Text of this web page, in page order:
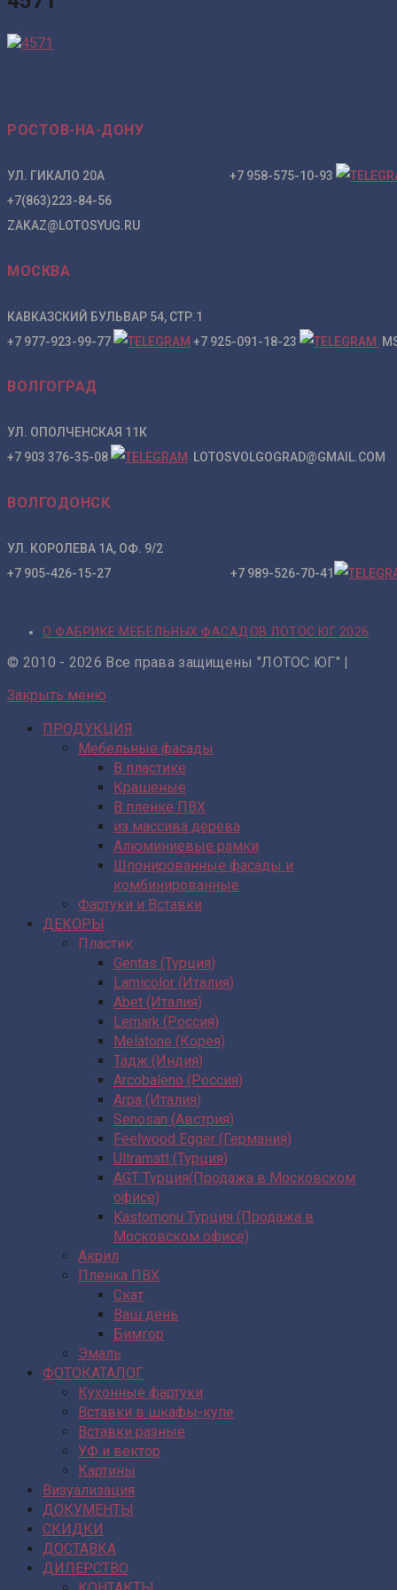
РОСТОВ-НА-ДОНУ
УЛ. ГИКАЛО 20А +7 958-575-10-93
+7(863)223-84-56
ZAKAZ@LOTOSYUG.RU
МОСКВА
КАВКАЗСКИЙ БУЛЬВАР 54, СТР.1
+7 977-923-99-77
+7 925-091-18-23
ВОЛГОГРАД
УЛ. ОПОЛЧЕНСКАЯ 11К
+7 903 376-35-08
LOTOSVOLGOGRAD@GMAIL.COM
ВОЛГОДОНСК
УЛ. КОРОЛЕВА 1А, ОФ. 9/2
+7 905-426-15-27 +7 989-526-70-41
О ФАБРИКЕ МЕБЕЛЬНЫХ ФАСАДОВ ЛОТОС ЮГ 2026
© 2010 - 2026 Все права защищены "ЛОТОС ЮГ" |
Закрыть меню
ПРОДУКЦИЯ
Мебельные фасады
В пластике
Крашеные
В пленке ПВХ
из массива дерева
Алюминиевые рамки
Шпонированные фасады и
комбинированные
Фартуки и Вставки
ДЕКОРЫ
Пластик
Gentas (Турция)
Lamicolor (Италия)
Abet (Италия)
Lemark (Россия)
Melatone (Корея)
Тадж (Индия)
Arcobaleno (Россия)
Arpa (Италия)
Senosan (Австрия)
Feelwood Egger (Германия)
Ultramatt (Турция)
AGT Турция(Продажа в Московском
офисе)
Kastomonu Турция (Продажа в
Московском офисе)
Акрил
Пленка ПВХ
Скат
Ваш день
Бимгор
Эмаль
ФОТОКАТАЛОГ
Кухонные фартуки
Вставки в шкафы-купе
Вставки разные
УФ и вектор
Картины
Визуализация
ДОКУМЕНТЫ
СКИДКИ
ДОСТАВКА
ДИЛЕРСТВО